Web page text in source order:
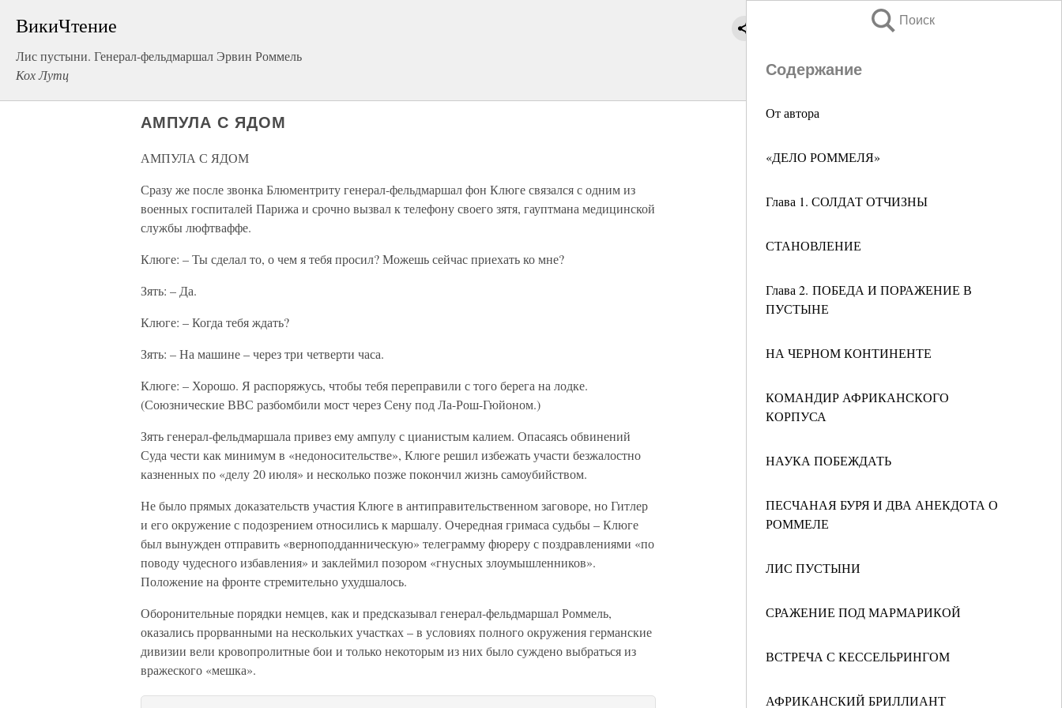
ВикиЧтение
Лис пустыни. Генерал-фельдмаршал Эрвин Роммель
Кох Лутц
Поиск
Содержание
От автора
«ДЕЛО РОММЕЛЯ»
Глава 1. СОЛДАТ ОТЧИЗНЫ
СТАНОВЛЕНИЕ
Глава 2. ПОБЕДА И ПОРАЖЕНИЕ В
ПУСТЫНЕ
НА ЧЕРНОМ КОНТИНЕНТЕ
КОМАНДИР АФРИКАНСКОГО
КОРПУСА
НАУКА ПОБЕЖДАТЬ
ПЕСЧАНАЯ БУРЯ И ДВА АНЕКДОТА О
РОММЕЛЕ
ЛИС ПУСТЫНИ
СРАЖЕНИЕ ПОД МАРМАРИКОЙ
ВСТРЕЧА С КЕССЕЛЬРИНГОМ
АФРИКАНСКИЙ БРИЛЛИАНТ
АМПУЛА С ЯДОМ
АМПУЛА С ЯДОМ
Сразу же после звонка Блюментриту генерал-фельдмаршал фон Клюге связался с одним из
военных госпиталей Парижа и срочно вызвал к телефону своего зятя, гауптмана медицинской
службы люфтваффе.
Клюге: – Ты сделал то, о чем я тебя просил? Можешь сейчас приехать ко мне?
Зять: – Да.
Клюге: – Когда тебя ждать?
Зять: – На машине – через три четверти часа.
Клюге: – Хорошо. Я распоряжусь, чтобы тебя переправили с того берега на лодке.
(Союзнические ВВС разбомбили мост через Сену под Ла-Рош-Гюйоном.)
Зять генерал-фельдмаршала привез ему ампулу с цианистым калием. Опасаясь обвинений
Суда чести как минимум в «недоносительстве», Клюге решил избежать участи безжалостно
казненных по «делу 20 июля» и несколько позже покончил жизнь самоубийством.
Не было прямых доказательств участия Клюге в антиправительственном заговоре, но Гитлер
и его окружение с подозрением относились к маршалу. Очередная гримаса судьбы – Клюге
был вынужден отправить «верноподданническую» телеграмму фюреру с поздравлениями «по
поводу чудесного избавления» и заклеймил позором «гнусных злоумышленников».
Положение на фронте стремительно ухудшалось.
Оборонительные порядки немцев, как и предсказывал генерал-фельдмаршал Роммель,
оказались прорванными на нескольких участках – в условиях полного окружения германские
дивизии вели кровопролитные бои и только некоторым из них было суждено выбраться из
вражеского «мешка».